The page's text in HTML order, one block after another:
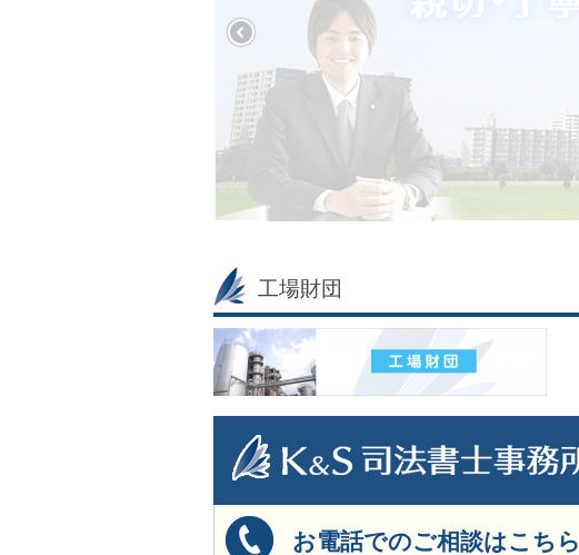
工場財団
お電話でのご相談はこちら